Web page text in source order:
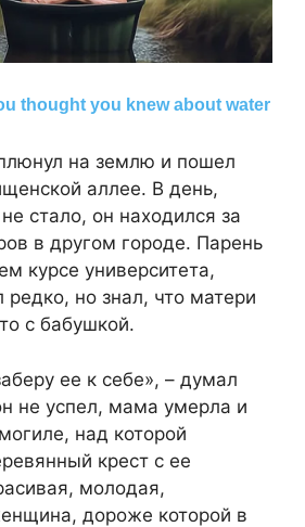
на землю и пошел
аллее. В день,
стало, он находился за
в другом городе. Парень
курсе университета,
но знал, что матери
с бабушкой.
ее к себе», – думал
не успел, мама умерла и
над которой
крест с ее
молодая,
дороже которой в